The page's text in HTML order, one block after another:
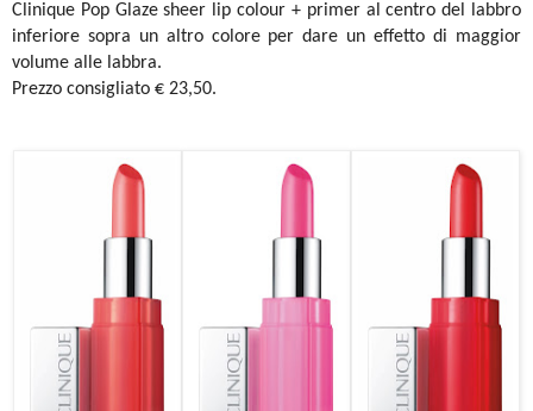
Clinique Pop Glaze sheer lip colour + primer al centro del labbro
inferiore sopra un altro colore per dare un effetto di maggior
volume alle labbra.
Prezzo consigliato € 23,50.